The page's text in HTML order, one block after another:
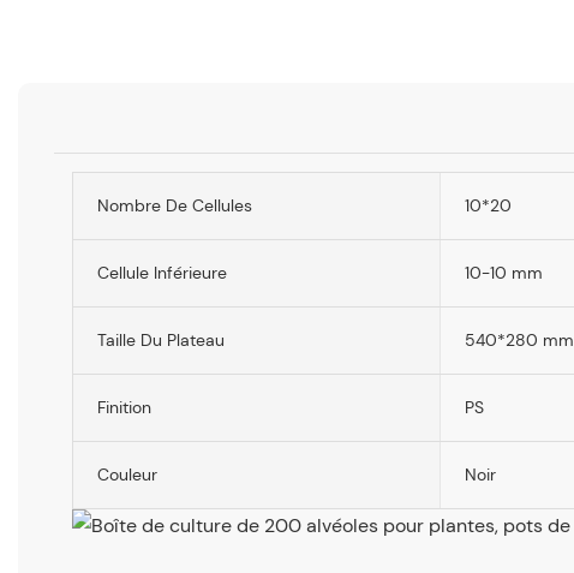
Nombre De Cellules 10*20
Cellule Inférieure 10-10 mm
Taille Du Plateau 540*280 mm
Finition PS
Couleur Noir